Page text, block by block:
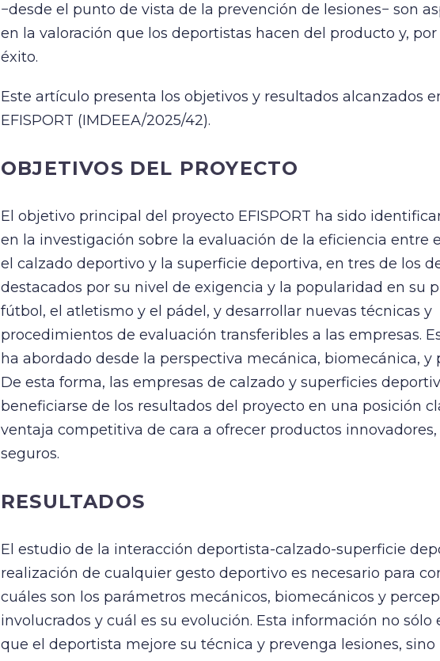
−desde el punto de vista de la prevención de lesiones− son
en la valoración que los deportistas hacen del producto y,
éxito.
Este artículo presenta los objetivos y resultados alcanzados
EFISPORT (IMDEEA/2025/42).
OBJETIVOS DEL PROYECTO
El objetivo principal del proyecto EFISPORT ha sido
en la investigación sobre la evaluación de la eficiencia entre
el calzado deportivo y la superficie deportiva, en tres de los
destacados por su nivel de exigencia y la popularidad en su
fútbol, el atletismo y el pádel, y desarrollar nuevas técnicas y
procedimientos de evaluación transferibles a las empresas.
ha abordado desde la perspectiva mecánica, biomecánica, y
De esta forma, las empresas de calzado y superficies
beneficiarse de los resultados del proyecto en una posición
ventaja competitiva de cara a ofrecer productos
seguros.
RESULTADOS
El estudio de la interacción deportista-calzado-superficie
realización de cualquier gesto deportivo es necesario para
cuáles son los parámetros mecánicos, biomecánicos y
involucrados y cuál es su evolución. Esta información no sólo
que el deportista mejore su técnica y prevenga lesiones, sino